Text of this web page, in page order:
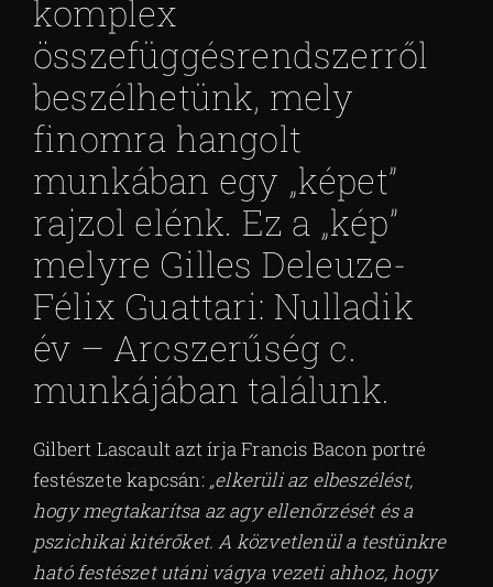
komplex
összefüggésrendszerről
beszélhetünk, mely
finomra hangolt
munkában egy „képet”
rajzol elénk. Ez a „kép”
melyre Gilles Deleuze-
Félix Guattari: Nulladik
év – Arcszerűség c.
munkájában találunk.
Gilbert Lascault azt írja Francis Bacon portré
festészete kapcsán: „elkerüli az elbeszélést,
hogy megtakarítsa az agy ellenőrzését és a
pszichikai kitérőket. A közvetlenül a testünkre
ható festészet utáni vágya vezeti ahhoz, hogy